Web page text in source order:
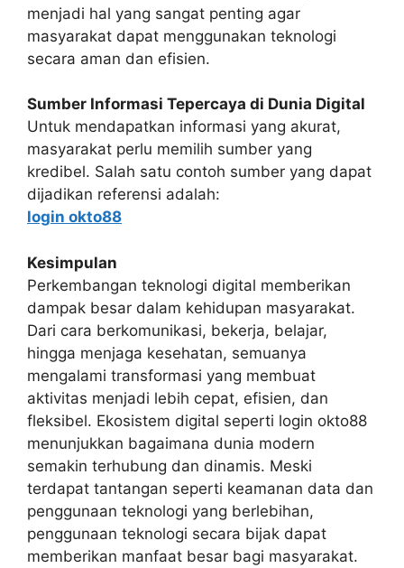
menjadi hal yang sangat penting agar
masyarakat dapat menggunakan teknologi
secara aman dan efisien.
Sumber Informasi Tepercaya di Dunia Digital
Untuk mendapatkan informasi yang akurat,
masyarakat perlu memilih sumber yang
kredibel. Salah satu contoh sumber yang dapat
dijadikan referensi adalah:
login okto88
Kesimpulan
Perkembangan teknologi digital memberikan
dampak besar dalam kehidupan masyarakat.
Dari cara berkomunikasi, bekerja, belajar,
hingga menjaga kesehatan, semuanya
mengalami transformasi yang membuat
aktivitas menjadi lebih cepat, efisien, dan
fleksibel. Ekosistem digital seperti login okto88
menunjukkan bagaimana dunia modern
semakin terhubung dan dinamis. Meski
terdapat tantangan seperti keamanan data dan
penggunaan teknologi yang berlebihan,
penggunaan teknologi secara bijak dapat
memberikan manfaat besar bagi masyarakat.